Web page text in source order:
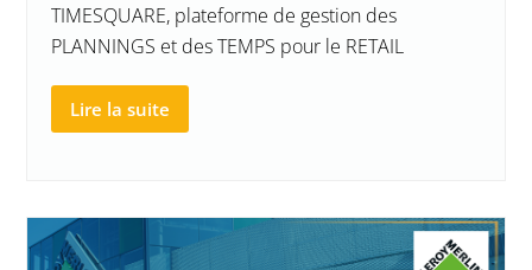
TIMESQUARE, plateforme de gestion des
PLANNINGS et des TEMPS pour le RETAIL
Lire la suite